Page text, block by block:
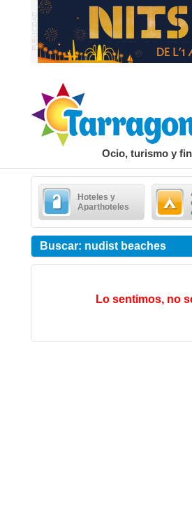
Ocio, turismo y
Hoteles y
Aparthoteles
Buscar: nudist beaches
Lo sentimos, no